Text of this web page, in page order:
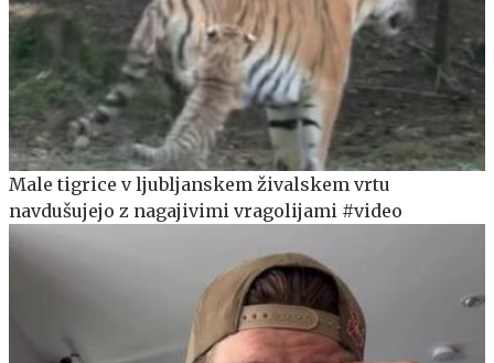
Male tigrice v ljubljanskem živalskem vrtu
navdušujejo z nagajivimi vragolijami #video